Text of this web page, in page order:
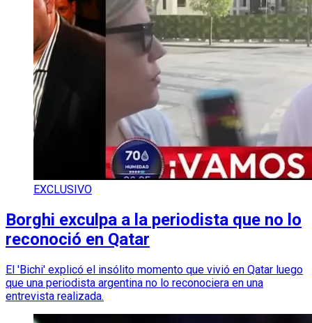
EXCLUSIVO
Borghi exculpa a la periodista que no lo
reconoció en Qatar
El 'Bichi' explicó el insólito momento que vivió en Qatar luego
que una periodista argentina no lo reconociera en una
entrevista realizada.